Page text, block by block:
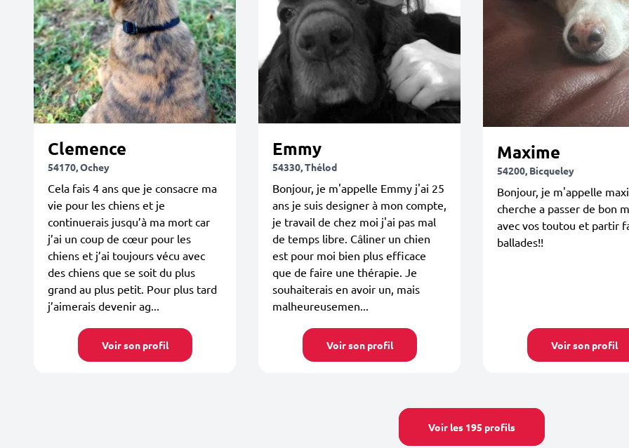
Clemence
54170, Ochey
Cela fais 4 ans que je consacre ma
vie pour les chiens et je
continuerais jusqu’à ma mort car
j’ai un coup de cœur pour les
chiens et j’ai toujours vécu avec
des chiens que se soit du plus
grand au plus petit. Pour plus tard
j’aimerais devenir ag...
Voir son profil
Emmy
54330, Thélod
Bonjour, je m'appelle Emmy j'ai 25
ans je suis designer à mon compte,
je travail de chez moi j'ai pas mal
de temps libre. Câliner un chien
est pour moi bien plus efficace
que de faire une thérapie. Je
souhaiterais en avoir un, mais
malheureusemen...
Voir son profil
Maxime
54200, Bicqueley
Bonjour, je m'appelle
cherche a passer de bon
avec vos toutou et partir
ballades!!
Voir son profil
Voir les 195 profils